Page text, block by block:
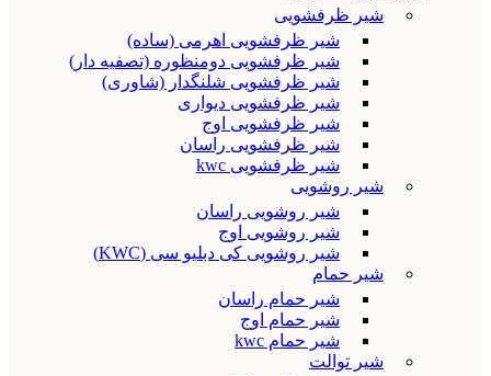
شیر ظرفشویی
شیر ظرفشویی اهرمی (ساده)
شیر ظرفشویی دومنظوره (تصفیه دار)
شیر ظرفشویی شلنگدار (شاوری)
شیر ظرفشویی دیواری
شیر ظرفشویی اوج
شیر ظرفشویی راسان
شیر ظرفشویی kwc
شیر روشویی
شیر روشویی راسان
شیر روشویی اوج
شیر روشویی کی دبلیو سی (KWC)
شیر حمام
شیر حمام راسان
شیر حمام اوج
شیر حمام kwc
شیر توالت